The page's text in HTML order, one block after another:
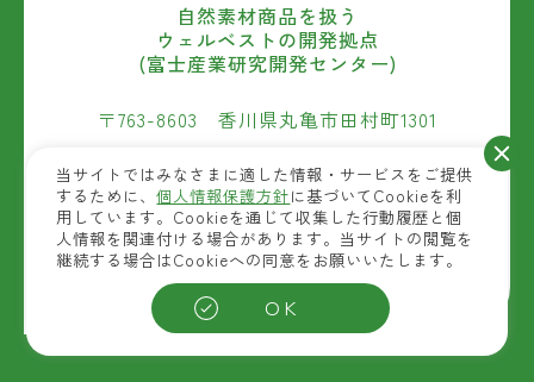
自然素材商品を扱う
ウェルベストの開発拠点
(富士産業研究開発センター)
〒763-8603 香川県丸亀市田村町1301
TEL:0877-25-3221
お問い合わせ
当サイトではみなさまに適した情報・サービスをご提供
するために、個人情報保護方針に基づいてCookieを利
用しています。Cookieを通じて収集した行動履歴と個
人情報を関連付ける場合があります。当サイトの閲覧を
継続する場合はCookieへの同意をお願いいたします。
OK